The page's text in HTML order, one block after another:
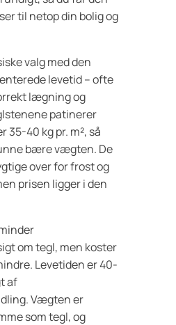
til netop din bolig og
valg med den
levetid – ofte
lægning og
patinerer
35-40 kg pr. m², så
bære vægten. De
over for frost og
prisen ligger i den
om tegl, men koster
Levetiden er 40-
af
Vægten er
som tegl, og